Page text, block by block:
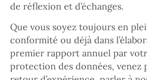
de réflexion et d’échanges.
Que vous soyez toujours en
conformité ou déjà dans
premier rapport annuel par
protection des données, venez